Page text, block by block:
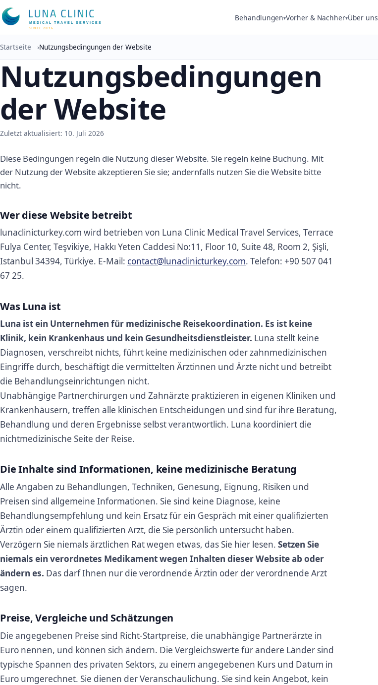
MEDICAL TRAVEL SERVICES
SINCE 2016
Behandlungen▾Vorher & Nachher▾Über uns
Startseite ›Nutzungsbedingungen der Website
Nutzungsbedingungen
der Website
Zuletzt aktualisiert: 10. Juli 2026
Diese Bedingungen regeln die Nutzung dieser Website. Sie regeln keine Buchung. Mit
der Nutzung der Website akzeptieren Sie sie; andernfalls nutzen Sie die Website bitte
nicht.
Wer diese Website betreibt
lunaclinicturkey.com wird betrieben von Luna Clinic Medical Travel Services, Terrace
Fulya Center, Teşvikiye, Hakkı Yeten Caddesi No:11, Floor 10, Suite 48, Room 2, Şişli,
Istanbul 34394, Türkiye. E-Mail: contact@lunaclinicturkey.com. Telefon: +90 507 041
67 25.
Was Luna ist
Luna ist ein Unternehmen für medizinische Reisekoordination. Es ist keine
Klinik, kein Krankenhaus und kein Gesundheitsdienstleister. Luna stellt keine
Diagnosen, verschreibt nichts, führt keine medizinischen oder zahnmedizinischen
Eingriffe durch, beschäftigt die vermittelten Ärztinnen und Ärzte nicht und betreibt
die Behandlungseinrichtungen nicht.
Unabhängige Partnerchirurgen und Zahnärzte praktizieren in eigenen Kliniken und
Krankenhäusern, treffen alle klinischen Entscheidungen und sind für ihre Beratung,
Behandlung und deren Ergebnisse selbst verantwortlich. Luna koordiniert die
nichtmedizinische Seite der Reise.
Die Inhalte sind Informationen, keine medizinische Beratung
Alle Angaben zu Behandlungen, Techniken, Genesung, Eignung, Risiken und
Preisen sind allgemeine Informationen. Sie sind keine Diagnose, keine
Behandlungsempfehlung und kein Ersatz für ein Gespräch mit einer qualifizierten
Ärztin oder einem qualifizierten Arzt, die Sie persönlich untersucht haben.
Verzögern Sie niemals ärztlichen Rat wegen etwas, das Sie hier lesen. Setzen Sie
niemals ein verordnetes Medikament wegen Inhalten dieser Website ab oder
ändern es. Das darf Ihnen nur die verordnende Ärztin oder der verordnende Arzt
sagen.
Preise, Vergleiche und Schätzungen
Die angegebenen Preise sind Richt-Startpreise, die unabhängige Partnerärzte in
Euro nennen, und können sich ändern. Die Vergleichswerte für andere Länder sind
typische Spannen des privaten Sektors, zu einem angegebenen Kurs und Datum in
Euro umgerechnet. Sie dienen der Veranschaulichung. Sie sind kein Angebot, kein